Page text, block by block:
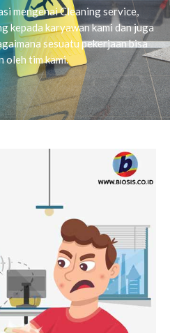
mengenai Cleaning service,
kepada karyawan kami dan juga
sesuatu pekerjaan bisa
oleh tim kami.